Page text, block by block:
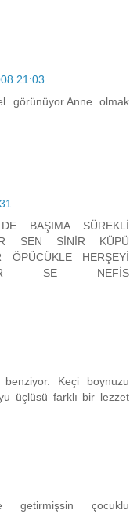
21:03
görünüyor.Anne olmak
BAŞIMA SÜREKLİ
SEN SİNİR KÜPÜ
HERŞEYİ
SE NEFİS
Keçi boynuzu
üçlüsü farklı bir lezzet
çocuklu